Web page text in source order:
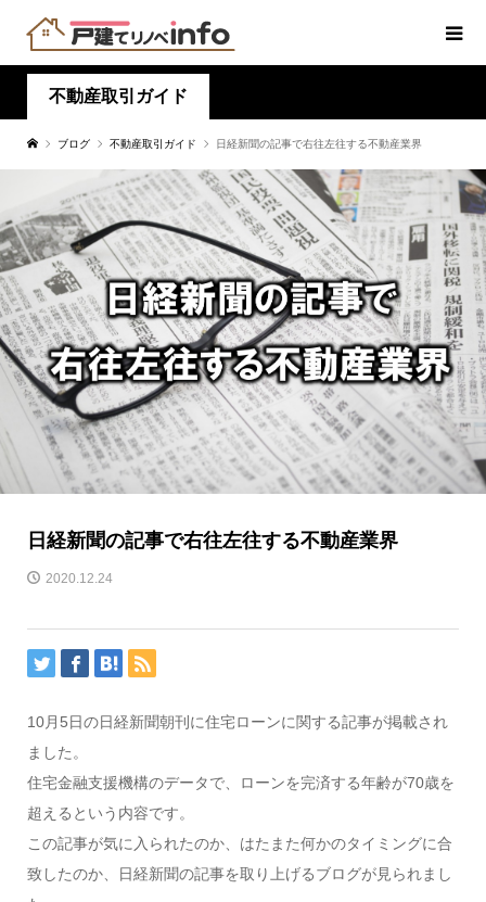
不動産取引ガイド
ブログ 不動産取引ガイド 日経新聞の記事で右往左往する不動産業界
日経新聞の記事で右往左往する不動産業界
2020.12.24
10月5日の日経新聞朝刊に住宅ローンに関する記事が掲載され
ました。
住宅金融支援機構のデータで、ローンを完済する年齢が70歳を
超えるという内容です。
この記事が気に入られたのか、はたまた何かのタイミングに合
致したのか、日経新聞の記事を取り上げるブログが見られまし